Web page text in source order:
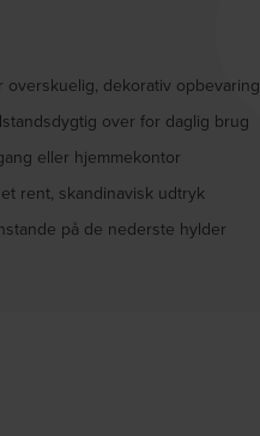
dekorativ opbevaring
over for daglig brug
eller hjemmekontor
rent, skandinavisk udtryk
på de nederste hylder